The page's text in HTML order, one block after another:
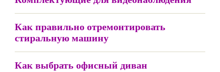
Как правильно отремонтировать
стиральную машину
Как выбрать офисный диван